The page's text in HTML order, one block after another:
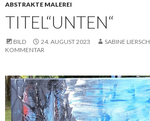
ABSTRAKTE MALEREI
TITEL“UNTEN“
BILD 24. AUGUST 2023 SABINE LIERSCH
KOMMENTAR